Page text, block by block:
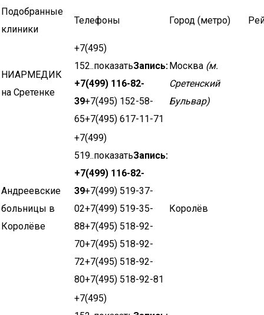
Подобранные
клиники
Телефоны Город (метро)
НИАРМЕДИК
на Сретенке
+7(495)
152..показатьЗапись:
+7(499) 116-82-
39+7(495) 152-58-
65+7(495) 617-11-71
Москва (м.
Сретенский
Бульвар)
Андреевские
больницы в
Королёве
+7(499)
519..показатьЗапись:
+7(499) 116-82-
39+7(499) 519-37-
02+7(499) 519-35-
88+7(495) 518-92-
70+7(495) 518-92-
72+7(495) 518-92-
80+7(495) 518-92-81
Королёв
+7(495)